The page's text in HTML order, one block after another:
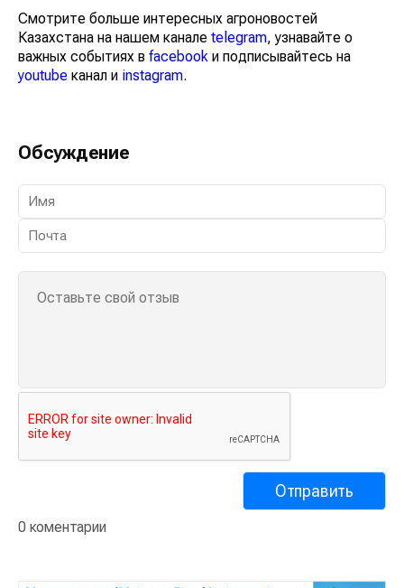
Смотрите больше интересных агроновостей
Казахстана на нашем канале telegram, узнавайте о
важных событиях в facebook и подписывайтесь на
youtube канал и instagram.
Обсуждение
0 коментарии